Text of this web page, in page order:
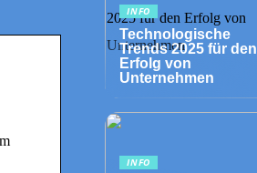
INFO
Technologische
Trends 2025 für den
Erfolg von
Unternehmen
INFO